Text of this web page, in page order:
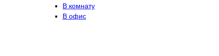
В комнату
В офис